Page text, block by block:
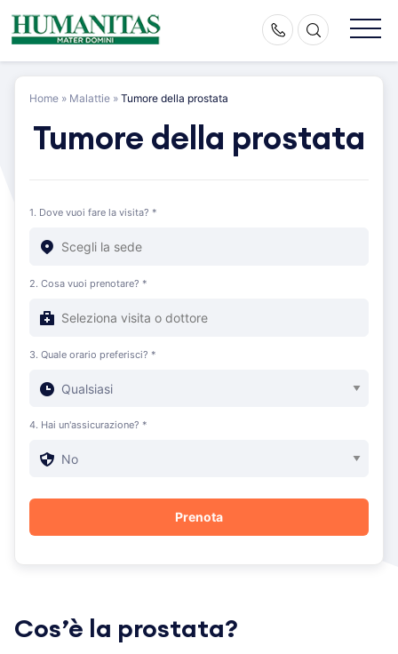
Skip
to
Home » Malattie » Tumore della prostata
Tumore della prostata
1. Dove vuoi fare la visita? *
2. Cosa vuoi prenotare? *
3. Quale orario preferisci? *
4. Hai un'assicurazione? *
Cos’è la prostata?